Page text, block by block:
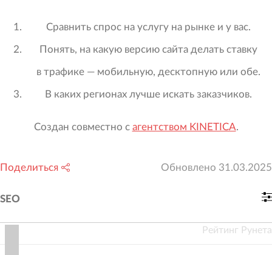
Сравнить спрос на услугу на рынке и у вас.
Понять, на какую версию сайта делать ставку
в трафике — мобильную, десктопную или обе.
В каких регионах лучше искать заказчиков.
Создан совместно с агентством KINETICA.
Поделиться Обновлено 31.03.2025
SEO
Рейтинг Рунета